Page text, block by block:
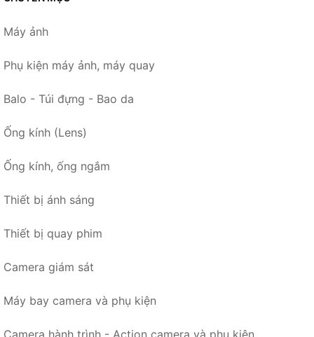
Máy ảnh
Phụ kiện máy ảnh, máy quay
Balo - Túi đựng - Bao da
Ống kính (Lens)
Ống kính, ống ngắm
Thiết bị ánh sáng
Thiết bị quay phim
Camera giám sát
Máy bay camera và phụ kiện
Camera hành trình - Action camera và phụ kiện